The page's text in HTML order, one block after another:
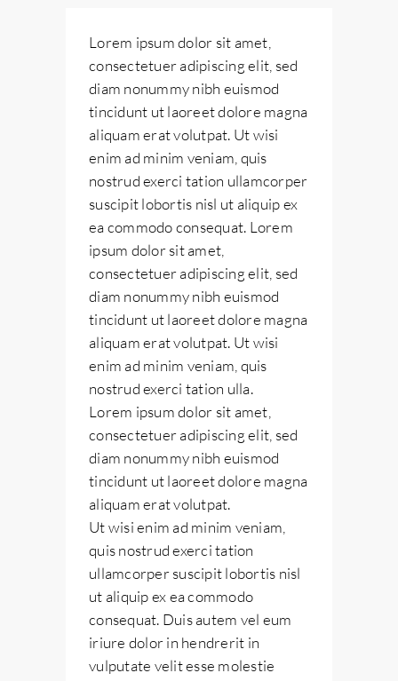
Lorem ipsum dolor sit amet,
consectetuer adipiscing elit, sed
diam nonummy nibh euismod
tincidunt ut laoreet dolore magna
aliquam erat volutpat. Ut wisi
enim ad minim veniam, quis
nostrud exerci tation ullamcorper
suscipit lobortis nisl ut aliquip ex
ea commodo consequat. Lorem
ipsum dolor sit amet,
consectetuer adipiscing elit, sed
diam nonummy nibh euismod
tincidunt ut laoreet dolore magna
aliquam erat volutpat. Ut wisi
enim ad minim veniam, quis
nostrud exerci tation ulla.
Lorem ipsum dolor sit amet,
consectetuer adipiscing elit, sed
diam nonummy nibh euismod
tincidunt ut laoreet dolore magna
aliquam erat volutpat.
Ut wisi enim ad minim veniam,
quis nostrud exerci tation
ullamcorper suscipit lobortis nisl
ut aliquip ex ea commodo
consequat. Duis autem vel eum
iriure dolor in hendrerit in
vulputate velit esse molestie